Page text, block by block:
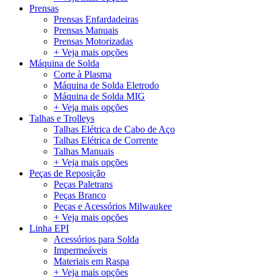
Prensas
Prensas Enfardadeiras
Prensas Manuais
Prensas Motorizadas
+ Veja mais opções
Máquina de Solda
Corte à Plasma
Máquina de Solda Eletrodo
Máquina de Solda MIG
+ Veja mais opções
Talhas e Trolleys
Talhas Elétrica de Cabo de Aço
Talhas Elétrica de Corrente
Talhas Manuais
+ Veja mais opções
Peças de Reposição
Peças Paletrans
Peças Branco
Peças e Acessórios Milwaukee
+ Veja mais opções
Linha EPI
Acessórios para Solda
Impermeáveis
Materiais em Raspa
+ Veja mais opções